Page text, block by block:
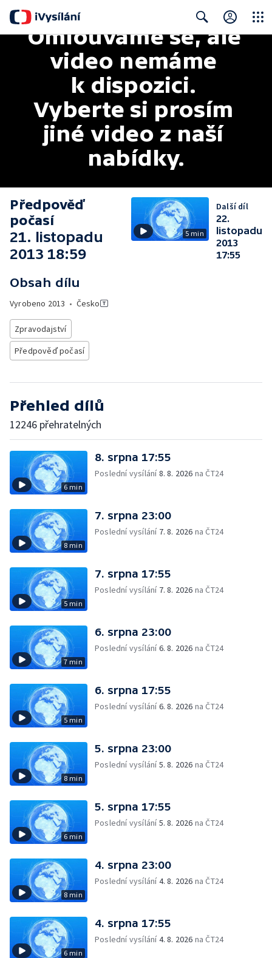
Search
Omlouváme se, ale
video nemáme
k dispozici.
Vyberte si prosím
jiné video z naší
nabídky.
Předpověď
počasí
21. listopadu
2013 18:59
Obsah dílu
Vyrobeno 2013 • Česko
Zpravodajství
Předpověď počasí
5 min
Další díl
22.
listopadu
2013
17:55
Přehled dílů
12246 přehratelných
6 min
8. srpna 17:55
Poslední vysílání8. 8. 2026 na ČT24
8 min
7. srpna 23:00
Poslední vysílání 7. 8. 2026 na ČT24
5 min
7. srpna 17:55
Poslední vysílání 7. 8. 2026 na ČT24
7 min
6. srpna 23:00
Poslední vysílání6. 8. 2026 na ČT24
5 min
6. srpna 17:55
Poslední vysílání6. 8. 2026 na ČT24
8 min
5. srpna 23:00
Poslední vysílání5. 8. 2026 na ČT24
6 min
5. srpna 17:55
Poslední vysílání5. 8. 2026 na ČT24
8 min
4. srpna 23:00
Poslední vysílání4. 8. 2026 na ČT24
6 min
4. srpna 17:55
Poslední vysílání4. 8. 2026 na ČT24